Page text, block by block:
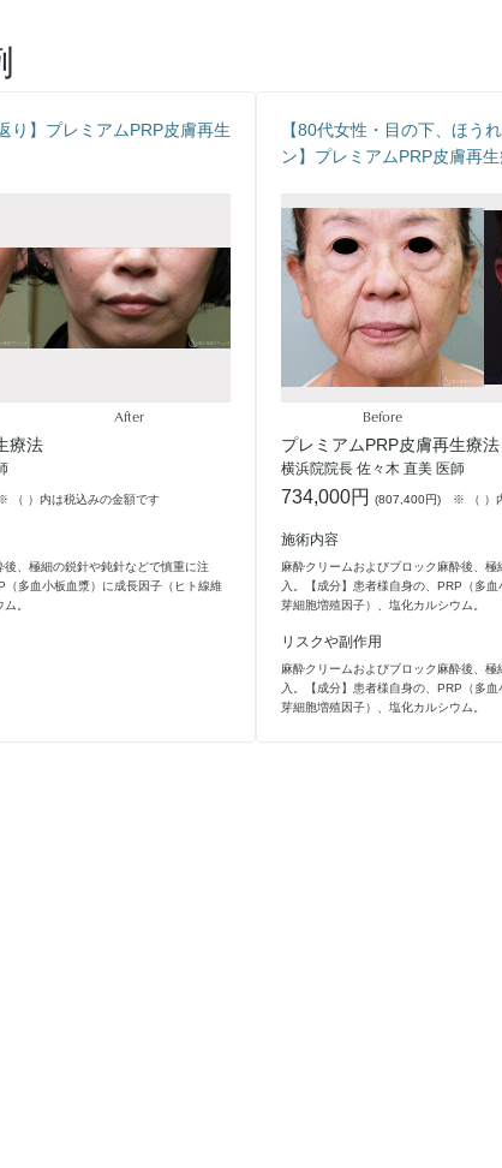
り】プレミアムPRP皮膚再生
After
療法
（ ）内は税込みの金額です
、極細の鋭針や鈍針などで慎重に注
（多血小板血漿）に成長因子（ヒト線維
。
【80代女性・目の下、ほう
ン】プレミアムPRP皮膚再生
Before
プレミアムPRP皮膚再生療法
横浜院院長 佐々木 直美 医師
734,000円 (807,400円) ※ （ ）
施術内容
麻酔クリームおよびブロック麻酔後、
入。【成分】患者様自身の、PRP（多
芽細胞増殖因子）、塩化カルシウム。
リスクや副作用
麻酔クリームおよびブロック麻酔後、
入。【成分】患者様自身の、PRP（多
芽細胞増殖因子）、塩化カルシウム。